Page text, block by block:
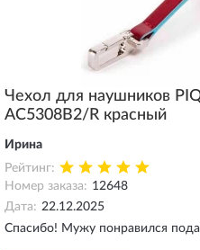
Чехол для наушников
AC5308B2/R красный
Ирина
Рейтинг:
Номер заказа: 12648
Дата: 22.12.2025
Спасибо! Мужу понравился